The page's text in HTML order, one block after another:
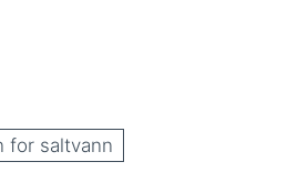
for saltvann